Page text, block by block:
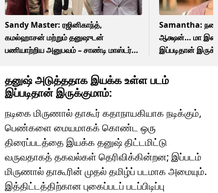
Sandy Master: ரஜினிகாந்த்,
கமல்ஹாசன் மற்றும் தனுஷுடன்
பணியாற்றிய அனுபவம் – சாண்டி மாஸ்டர்
Samantha:
ஆக்ஷன்… மா
இப்படிதான்
தனுஷ் அடுத்ததாக இயக்க உள்ள படம்
இப்படிதான் இருக்குமாம்:
நடிகை மிருணால் தாகூர் கதாநாயகியாக நடிக்கும்,
பெண்களை மையமாகக் கொண்ட ஒரு
திரைப்படத்தை இயக்க தனுஷ் திட்டமிட்டு
வருவதாகத் தகவல்கள் தெரிவிக்கின்றன; இப்படம்
மிருணால் தாகூரின் முதல் தமிழ்ப் படமாக அமையும்.
இத்திட்டத்திற்கான புகைப்படப் படப்பிடிப்பு